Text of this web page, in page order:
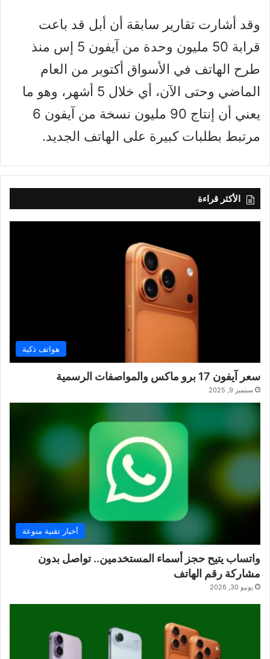
وقد أشارت تقارير سابقة أن أبل قد باعت
قرابة 50 مليون وحدة من آيفون 5 إس منذ
طرح الهاتف في الأسواق أكتوبر من العام
الماضي وحتى الآن، أي خلال 5 أشهر، وهو ما
يعني أن إنتاج 90 مليون نسخة من آيفون 6
مرتبط بطلبات كبيرة على الهاتف الجديد.
الأكثر قراءة
هواتف ذكية
سعر آيفون 17 برو ماكس والمواصفات الرسمية
سبتمبر 9, 2025
أخبار تقنية منوعة
واتساب يتيح حجز أسماء المستخدمين.. تواصل بدون
مشاركة رقم الهاتف
يونيو 30, 2026